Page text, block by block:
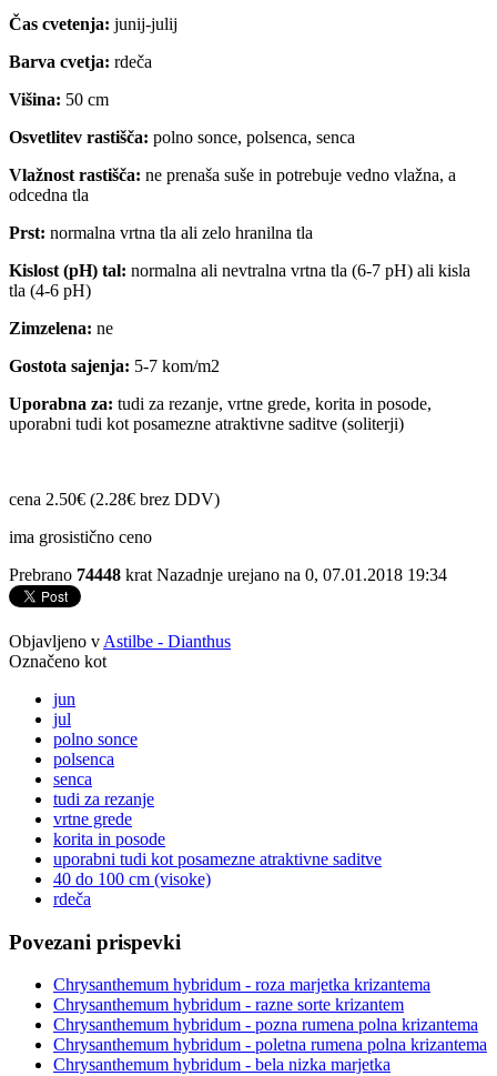
Čas cvetenja: junij-julij
Barva cvetja: rdeča
Višina: 50 cm
Osvetlitev rastišča: polno sonce, polsenca, senca
Vlažnost rastišča: ne prenaša suše in potrebuje vedno vlažna, a
odcedna tla
Prst: normalna vrtna tla ali zelo hranilna tla
Kislost (pH) tal: normalna ali nevtralna vrtna tla (6-7 pH) ali kisla
tla (4-6 pH)
Zimzelena: ne
Gostota sajenja: 5-7 kom/m2
Uporabna za: tudi za rezanje, vrtne grede, korita in posode,
uporabni tudi kot posamezne atraktivne saditve (soliterji)
cena 2.50€ (2.28€ brez DDV)
ima grosistično ceno
Prebrano 74448 krat Nazadnje urejano na 0, 07.01.2018 19:34
Objavljeno v Astilbe - Dianthus
Označeno kot
jun
jul
polno sonce
polsenca
senca
tudi za rezanje
vrtne grede
korita in posode
uporabni tudi kot posamezne atraktivne saditve
40 do 100 cm (visoke)
rdeča
Povezani prispevki
Chrysanthemum hybridum - roza marjetka krizantema
Chrysanthemum hybridum - razne sorte krizantem
Chrysanthemum hybridum - pozna rumena polna krizantema
Chrysanthemum hybridum - poletna rumena polna krizantema
Chrysanthemum hybridum - bela nizka marjetka